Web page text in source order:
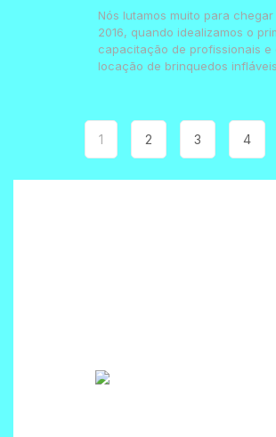
Nós lutamos muito para
2016, quando idealizamos o
capacitação de profissionais
locação de brinquedos
1 2 3 4